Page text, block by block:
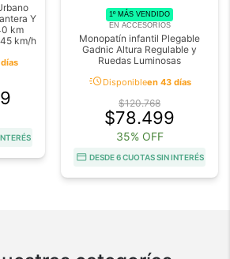
Y
km
km/h
1º MÁS VENDIDO
EN ACCESORIOS
Monopatín infantil Plegable
Gadnic Altura Regulable y
Ruedas Luminosas
acuteDisponibleen 43 días
$120.768
$78.499
35% OFF
DESDE 6 CUOTAS SIN INTERÉS